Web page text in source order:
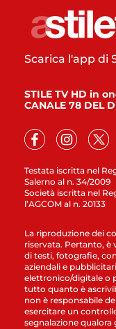
Testata iscritta nel
Salerno al n. 34/2009
Società iscritta nel
l’AGCOM al n. 20133
Scarica l'app di
STILE TV HD in
CANALE 78 DEL
La riproduzione dei
riservata. Pertanto, è
di testi, fotografie,
aziendali e
elettronico/digitale o
tutto quanto è
non è responsabile
esercitare un
segnalazione qualora